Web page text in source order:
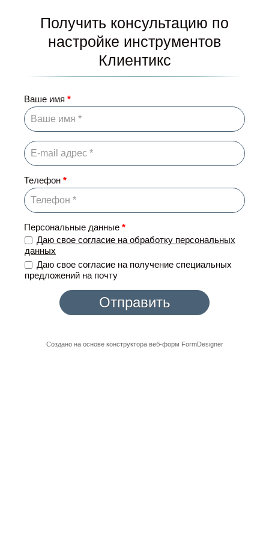
Получить консультацию по
настройке инструментов
Клиентикс
Ваше имя *
Телефон *
Персональные данные *
Даю свое согласие на обработку персональных
данных
Даю свое согласие на получение специальных
предложений на почту
Отправить
Создано на основе конструктора веб-форм FormDesigner